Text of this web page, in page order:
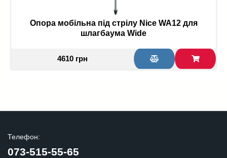
Опора мобільна під стрілу Nice WA12 для
шлагбаума Wide
4610 грн
Телефон:
073-515-55-65